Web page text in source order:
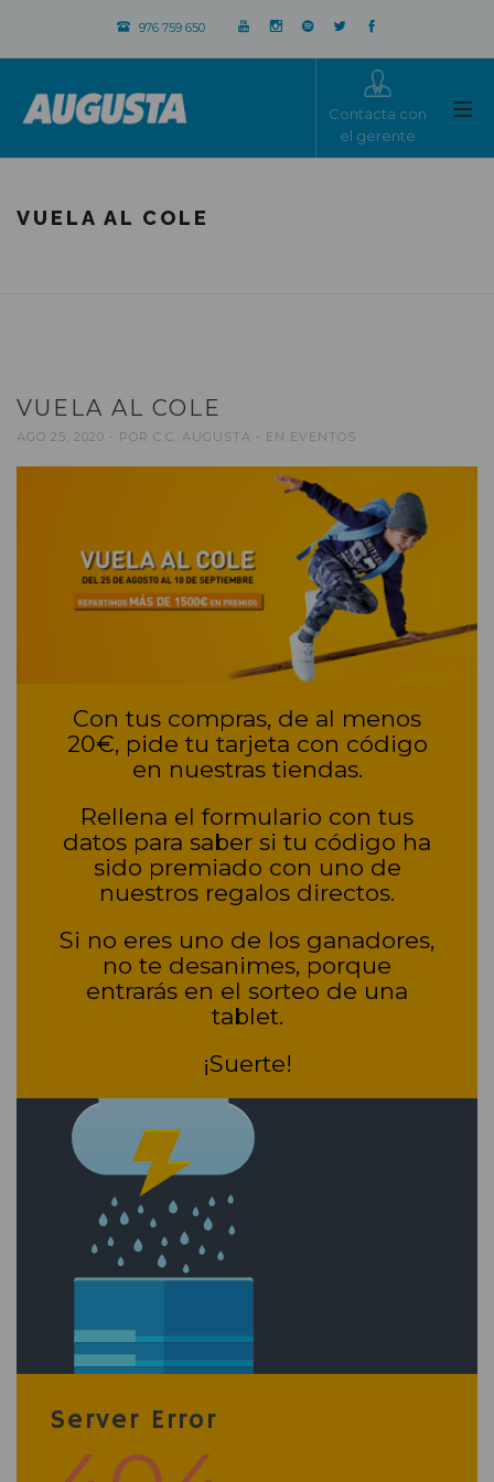
976 759 650
Contacta con
el gerente
VUELA AL COLE
VUELA AL COLE
AGO 25, 2020 POR C.C. AUGUSTA EN EVENTOS
Con tus compras, de al menos
20€, pide tu tarjeta con código
en nuestras tiendas.
Rellena el formulario con tus
datos para saber si tu código ha
sido premiado con uno de
nuestros regalos directos.
Si no eres uno de los ganadores,
no te desanimes, porque
entrarás en el sorteo de una
tablet.
¡Suerte!
Server Error